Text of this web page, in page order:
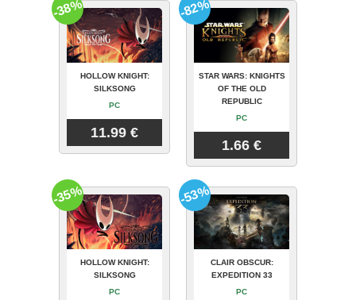
HOLLOW KNIGHT:
SILKSONG
PC
11.99 €
-38%
STAR WARS: KNIGHTS
OF THE OLD
REPUBLIC
PC
1.66 €
-82%
HOLLOW KNIGHT:
SILKSONG
PC
-35%
CLAIR OBSCUR:
EXPEDITION 33
PC
-53%